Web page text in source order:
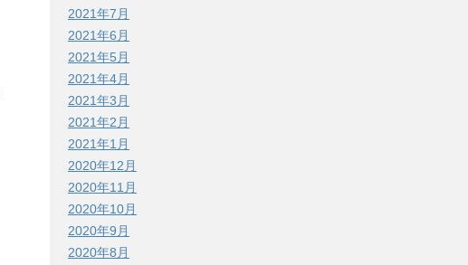
2021年7月
2021年6月
2021年5月
2021年4月
2021年3月
2021年2月
2021年1月
2020年12月
2020年11月
2020年10月
2020年9月
2020年8月